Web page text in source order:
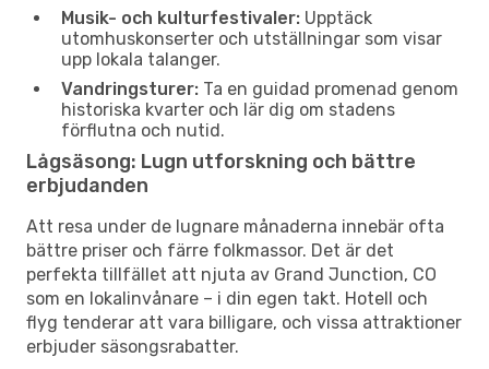
Musik- och kulturfestivaler: Upptäck
utomhuskonserter och utställningar som visar
upp lokala talanger.
Vandringsturer: Ta en guidad promenad genom
historiska kvarter och lär dig om stadens
förflutna och nutid.
Lågsäsong: Lugn utforskning och bättre
erbjudanden
Att resa under de lugnare månaderna innebär ofta
bättre priser och färre folkmassor. Det är det
perfekta tillfället att njuta av Grand Junction, CO
som en lokalinvånare – i din egen takt. Hotell och
flyg tenderar att vara billigare, och vissa attraktioner
erbjuder säsongsrabatter.